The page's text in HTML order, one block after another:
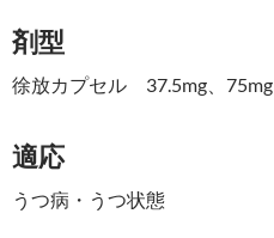
剤型
徐放カプセル 37.5mg、75mg
適応
うつ病・うつ状態